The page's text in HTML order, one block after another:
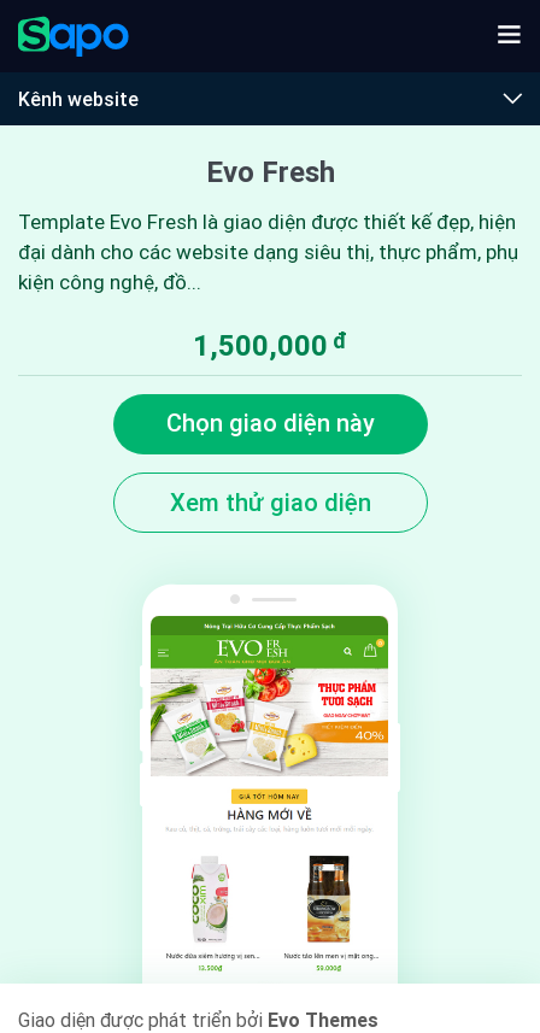
Kênh website
Evo Fresh
Template Evo Fresh là giao diện được thiết kế đẹp, hiện
đại dành cho các website dạng siêu thị, thực phẩm, phụ
kiện công nghệ, đồ...
1,500,000đ
Chọn giao diện này
Xem thử giao diện
Giao diện được phát triển bởi Evo Themes